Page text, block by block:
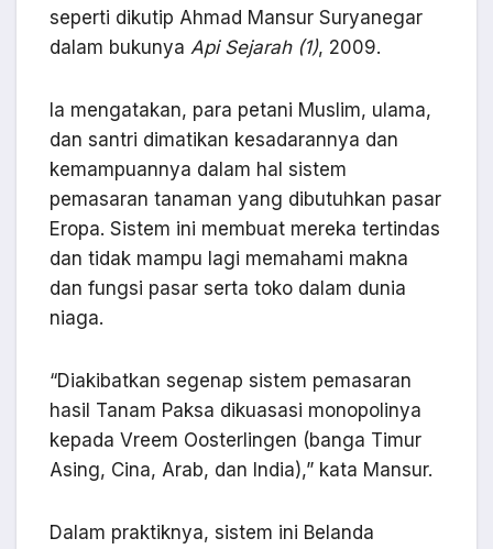
seperti dikutip Ahmad Mansur Suryanegar
dalam bukunya Api Sejarah (1), 2009.
Ia mengatakan, para petani Muslim, ulama,
dan santri dimatikan kesadarannya dan
kemampuannya dalam hal sistem
pemasaran tanaman yang dibutuhkan pasar
Eropa. Sistem ini membuat mereka tertindas
dan tidak mampu lagi memahami makna
dan fungsi pasar serta toko dalam dunia
niaga.
“Diakibatkan segenap sistem pemasaran
hasil Tanam Paksa dikuasasi monopolinya
kepada Vreem Oosterlingen (banga Timur
Asing, Cina, Arab, dan India),” kata Mansur.
Dalam praktiknya, sistem ini Belanda